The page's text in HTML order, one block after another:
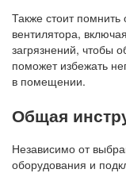
Также стоит
вентилятора,
загрязнений, чтобы
поможет избежать
в помещении.
Общая
Независимо от
оборудования и